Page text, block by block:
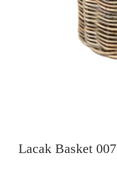
Lacak Basket 007